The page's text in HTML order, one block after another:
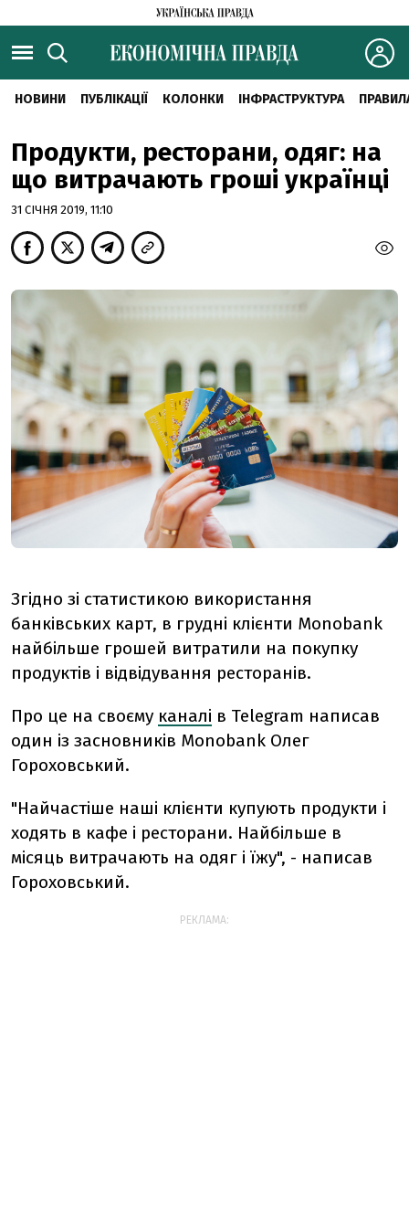
НОВИНИ ПУБЛІКАЦІЇ КОЛОНКИ ІНФРАСТРУКТУРА
Продукти, ресторани, одяг: на
що витрачають гроші українці
31 СІЧНЯ 2019, 11:10
Згідно зі статистикою використання
банківських карт, в грудні клієнти Monobank
найбільше грошей витратили на покупку
продуктів і відвідування ресторанів.
Про це на своєму каналі в Telegram написав
один із засновників Monobank Олег
Гороховський.
"Найчастіше наші клієнти купують продукти і
ходять в кафе і ресторани. Найбільше в
місяць витрачають на одяг і їжу", - написав
Гороховський.
РЕКЛАМА: